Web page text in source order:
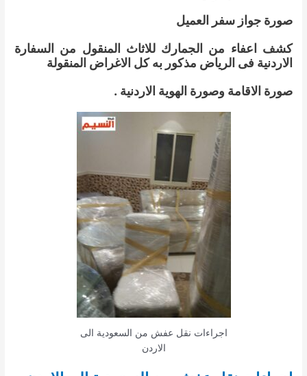
صورة جواز سفر العميل
كشف اعفاء من الجمارك للاثاث المنقول من السفارة
الاردنية فى الرياض مذكور به كل الاغراض المنقولة
صورة الاقامة وصورة الهوية الاردنية .
اجراءات نقل عفش من السعودية الى
الاردن